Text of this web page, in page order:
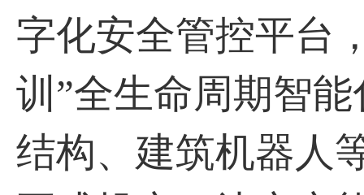
字化安全管控平
训”全⽣命周期智
结构、建筑机器⼈